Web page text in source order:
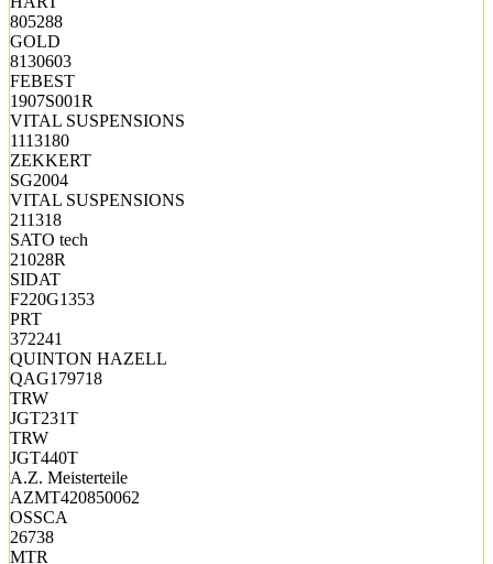
805288
GOLD
8130603
FEBEST
1907S001R
VITAL SUSPENSIONS
1113180
ZEKKERT
SG2004
VITAL SUSPENSIONS
211318
SATO tech
21028R
SIDAT
F220G1353
PRT
372241
QUINTON HAZELL
QAG179718
TRW
JGT231T
TRW
JGT440T
A.Z. Meisterteile
AZMT420850062
OSSCA
26738
MTR